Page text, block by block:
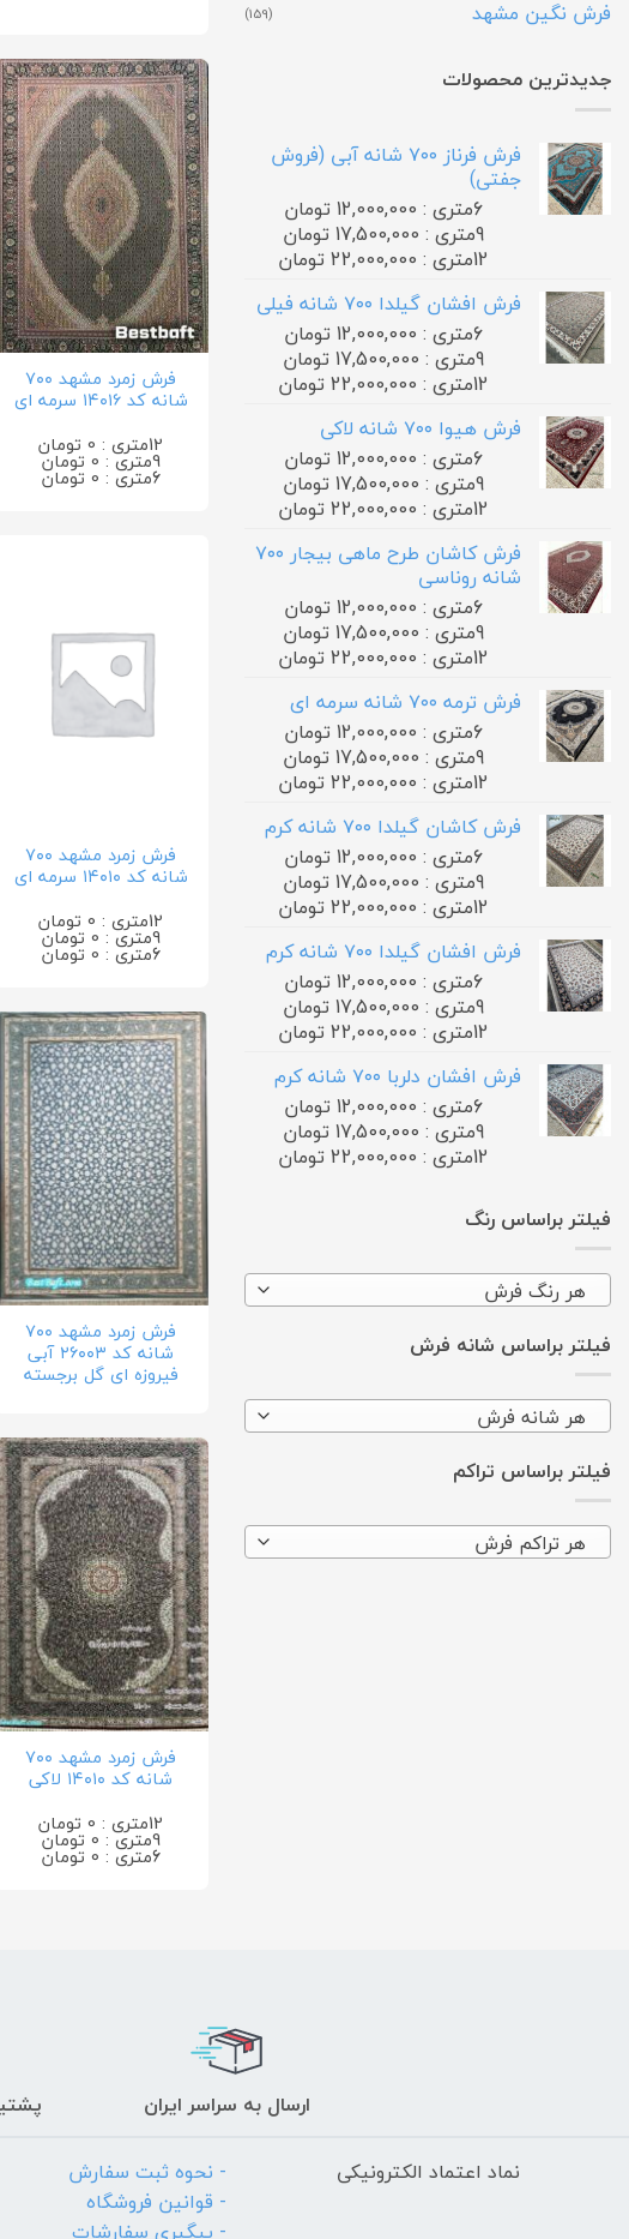
فرش نگین مشهد (159)
جدیدترین محصولات
فرش فرناز ۷۰۰ شانه آبی (فروش
جفتی)
6متری : 12,000,000 تومان
9متری : 17,500,000 تومان
12متری : 22,000,000 تومان
فرش افشان گیلدا ۷۰۰ شانه فیلی
6متری : 12,000,000 تومان
9متری : 17,500,000 تومان
12متری : 22,000,000 تومان
فرش هیوا ۷۰۰ شانه لاکی
6متری : 12,000,000 تومان
9متری : 17,500,000 تومان
12متری : 22,000,000 تومان
فرش کاشان طرح ماهی بیجار ۷۰۰
شانه روناسی
6متری : 12,000,000 تومان
9متری : 17,500,000 تومان
12متری : 22,000,000 تومان
فرش ترمه ۷۰۰ شانه سرمه ای
6متری : 12,000,000 تومان
9متری : 17,500,000 تومان
12متری : 22,000,000 تومان
فرش کاشان گیلدا ۷۰۰ شانه کرم
6متری : 12,000,000 تومان
9متری : 17,500,000 تومان
12متری : 22,000,000 تومان
فرش افشان گیلدا ۷۰۰ شانه کرم
6متری : 12,000,000 تومان
9متری : 17,500,000 تومان
12متری : 22,000,000 تومان
فرش افشان دلربا ۷۰۰ شانه کرم
6متری : 12,000,000 تومان
9متری : 17,500,000 تومان
12متری : 22,000,000 تومان
فیلتر براساس رنگ
هر رنگ فرش
فیلتر براساس شانه فرش
هر شانه فرش
فیلتر براساس تراکم
هر تراکم فرش
فرش زمرد مشهد ۷۰۰
شانه کد ۱۴۰۱۶ سرمه ای
12متری : 0 تومان
9متری : 0 تومان
6متری : 0 تومان
فرش زمرد مشهد ۷۰۰
شانه کد ۱۴۰۱۰ سرمه ای
12متری : 0 تومان
9متری : 0 تومان
6متری : 0 تومان
فرش زمرد مشهد ۷۰۰
شانه کد ۲۶۰۰۳ آبی
فیروزه ای گل برجسته
فرش زمرد مشهد ۷۰۰
شانه کد ۱۴۰۱۰ لاکی
12متری : 0 تومان
9متری : 0 تومان
6متری : 0 تومان
ارسال به سراسر ایران
نماد اعتماد الکترونیکی
- نحوه ثبت سفارش
- قوانین فروشگاه
- پیگیری سفارشات